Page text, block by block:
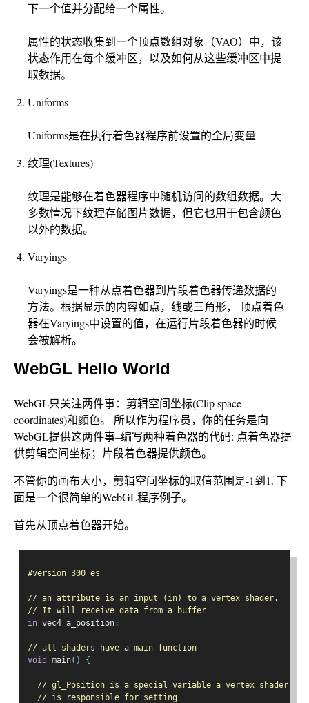
下一个值并分配给一个属性。
属性的状态收集到一个顶点数组对象（VAO）中，该
状态作用在每个缓冲区，以及如何从这些缓冲区中提
取数据。
Uniforms
Uniforms是在执行着色器程序前设置的全局变量
纹理(Textures)
纹理是能够在着色器程序中随机访问的数组数据。大
多数情况下纹理存储图片数据，但它也用于包含颜色
以外的数据。
Varyings
Varyings是一种从点着色器到片段着色器传递数据的
方法。根据显示的内容如点，线或三角形， 顶点着色
器在Varyings中设置的值，在运行片段着色器的时候
会被解析。
WebGL Hello World
WebGL只关注两件事：剪辑空间坐标(Clip space
coordinates)和颜色。 所以作为程序员，你的任务是向
WebGL提供这两件事–编写两种着色器的代码: 点着色器提
供剪辑空间坐标；片段着色器提供颜色。
不管你的画布大小，剪辑空间坐标的取值范围是-1到1. 下
面是一个很简单的WebGL程序例子。
首先从顶点着色器开始。
#version 300 es
// an attribute is an input (in) to a vertex shader.
// It will receive data from a buffer
in vec4 a_position;
// all shaders have a main function
void
main() {
// gl_Position is a special variable a vertex shader
// is responsible for setting